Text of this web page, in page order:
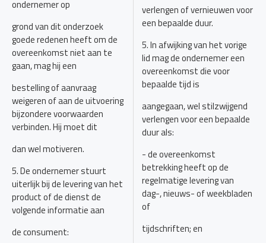
ondernemer op
grond van dit onderzoek
goede redenen heeft om de
overeenkomst niet aan te
gaan, mag hij een
bestelling of aanvraag
weigeren of aan de uitvoering
bijzondere voorwaarden
verbinden. Hij moet dit
dan wel motiveren.
5. De ondernemer stuurt
uiterlijk bij de levering van het
product of de dienst de
volgende informatie aan
de consument:
verlengen of vernieuwen voor
een bepaalde duur.
5. In afwijking van het vorige
lid mag de ondernemer een
overeenkomst die voor
bepaalde tijd is
aangegaan, wel stilzwijgend
verlengen voor een bepaalde
duur als:
- de overeenkomst
betrekking heeft op de
regelmatige levering van
dag-, nieuws- of weekbladen
of
tijdschriften; en